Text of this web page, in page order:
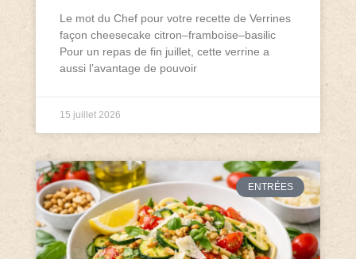
Le mot du Chef pour votre recette de Verrines
façon cheesecake citron–framboise–basilic
Pour un repas de fin juillet, cette verrine a
aussi l’avantage de pouvoir
15 juillet 2026
ENTRÉES